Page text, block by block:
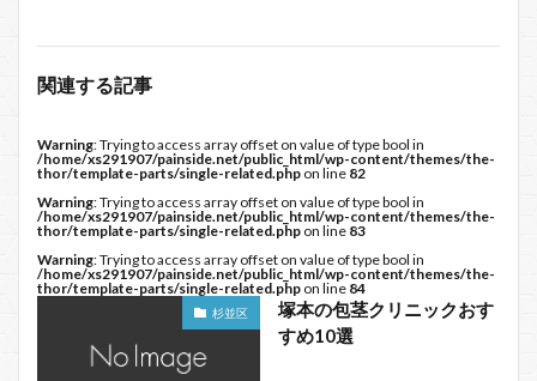
関連する記事
Warning: Trying to access array offset on value of type bool in
/home/xs291907/painside.net/public_html/wp-content/themes/the-
thor/template-parts/single-related.php on line 82
Warning: Trying to access array offset on value of type bool in
/home/xs291907/painside.net/public_html/wp-content/themes/the-
thor/template-parts/single-related.php on line 83
Warning: Trying to access array offset on value of type bool in
/home/xs291907/painside.net/public_html/wp-content/themes/the-
thor/template-parts/single-related.php on line 84
杉並区
塚本の包茎クリニックおす
すめ10選